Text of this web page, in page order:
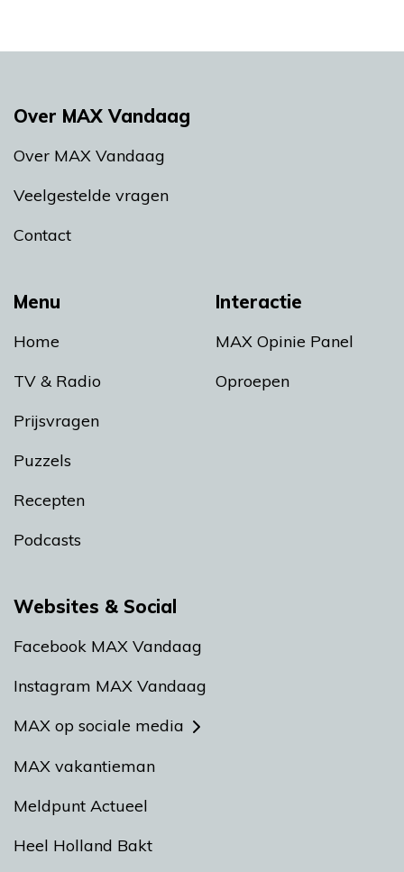
Menu
Home
TV & Radio
Prijsvragen
Puzzels
Recepten
Podcasts
Interactie
MAX Opinie Panel
Oproepen
Over MAX Vandaag
Over MAX Vandaag
Veelgestelde vragen
Contact
Websites & Social
Facebook MAX Vandaag
Instagram MAX Vandaag
MAX op sociale media
MAX vakantieman
Meldpunt Actueel
Heel Holland Bakt